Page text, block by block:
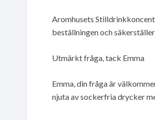
Aromhusets
beställningen och
Utmärkt fråga, tack Emma
Emma, din fråga är
njuta av sockerfria drycker